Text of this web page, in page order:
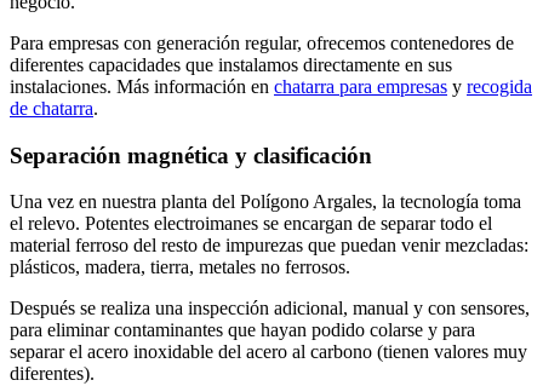
Para empresas con generación regular, ofrecemos contenedores de
diferentes capacidades que instalamos directamente en sus
instalaciones. Más información en chatarra para empresas y recogida
de chatarra.
Separación magnética y clasificación
Una vez en nuestra planta del Polígono Argales, la tecnología toma
el relevo. Potentes electroimanes se encargan de separar todo el
material ferroso del resto de impurezas que puedan venir mezcladas:
plásticos, madera, tierra, metales no ferrosos.
Después se realiza una inspección adicional, manual y con sensores,
para eliminar contaminantes que hayan podido colarse y para
separar el acero inoxidable del acero al carbono (tienen valores muy
diferentes).